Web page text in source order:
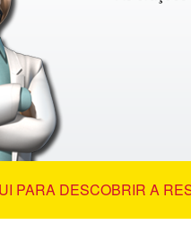
PARA DESCOBRIR A